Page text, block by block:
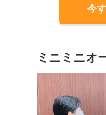
今
ミニミニオ